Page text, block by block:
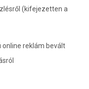
(kifejezetten a
online reklám bevált